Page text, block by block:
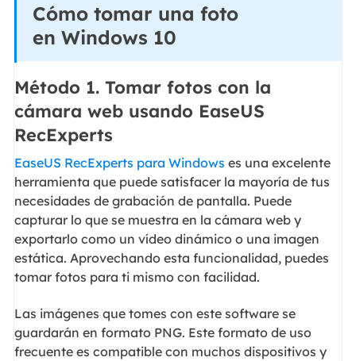
Cómo tomar una foto
en Windows 10
Método 1. Tomar fotos con la
cámara web usando EaseUS
RecExperts
EaseUS RecExperts para Windows es una excelente
herramienta que puede satisfacer la mayoría de tus
necesidades de grabación de pantalla. Puede
capturar lo que se muestra en la cámara web y
exportarlo como un vídeo dinámico o una imagen
estática. Aprovechando esta funcionalidad, puedes
tomar fotos para ti mismo con facilidad.
Las imágenes que tomes con este software se
guardarán en formato PNG. Este formato de uso
frecuente es compatible con muchos dispositivos y